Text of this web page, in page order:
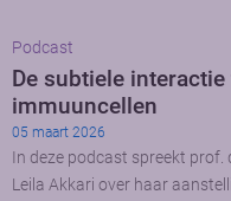
Podcast
De subtiele
immuuncellen
05 maart 2026
In deze podcast spreekt prof.
Leila Akkari over haar